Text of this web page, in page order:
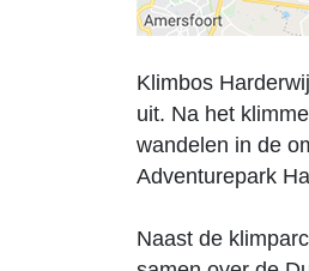
Klimbos
uit. Na het
wandelen in de
Adventurepark
Naast de